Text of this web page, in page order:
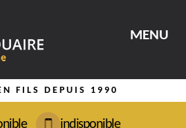
MENU
FILS DEPUIS 1990
indisponible